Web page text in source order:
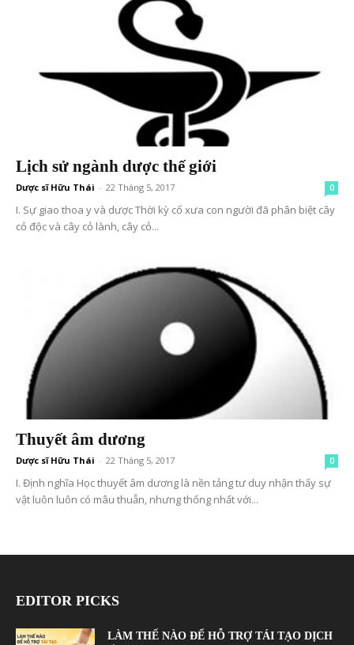
Lịch sử ngành dược thế giới
Dược sĩ Hữu Thái - 22 Tháng 5, 2017 0
I. Sự giao thoa y và dược Thời kỳ cổ xưa con người đã phân biệt cây
cỏ độc và cây cỏ lành, cây cỏ...
Thuyết âm dương
Dược sĩ Hữu Thái - 22 Tháng 5, 2017 0
I. Định nghĩa Học thuyết âm dương là nền tảng tư duy nhận thấy sự
vật luôn luôn có mâu thuẫn, nhưng thống nhất với...
EDITOR PICKS
LÀM THẾ NÀO ĐỂ HỖ TRỢ TÁI TẠO DỊCH